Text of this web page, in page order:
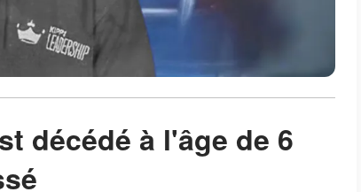
décédé à l'âge de 6